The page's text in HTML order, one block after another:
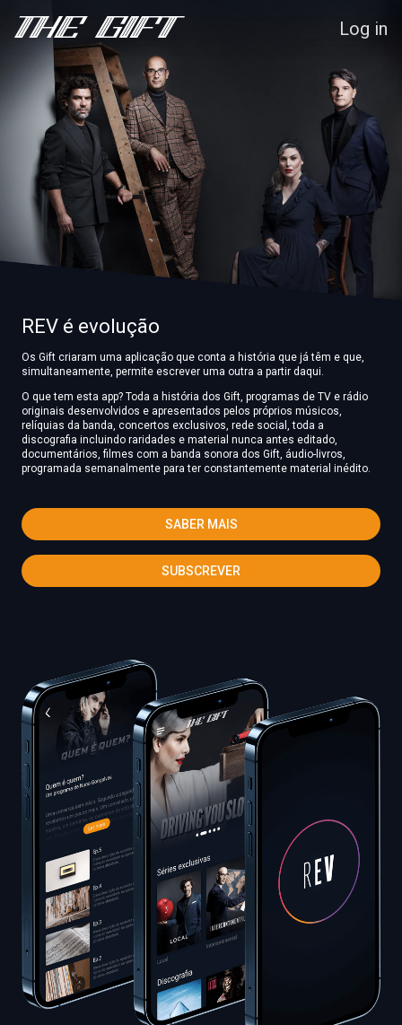
Log in
REV é evolução
Os Gift criaram uma aplicação que conta a história que já têm e que,
simultaneamente, permite escrever uma outra a partir daqui.
O que tem esta app? Toda a história dos Gift, programas de TV e rádio
originais desenvolvidos e apresentados pelos próprios músicos,
relíquias da banda, concertos exclusivos, rede social, toda a
discografia incluindo raridades e material nunca antes editado,
documentários, filmes com a banda sonora dos Gift, áudio-livros,
programada semanalmente para ter constantemente material inédito.
SABER MAIS
SUBSCREVER